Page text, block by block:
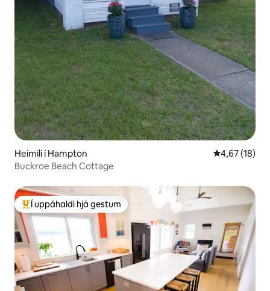
Heimili í Hampton 4,67 af 5 í
4,67 (18)
Buckroe Beach Cottage
Í mestu uppáhaldi hjá gestum
Í uppáhaldi hjá gestum